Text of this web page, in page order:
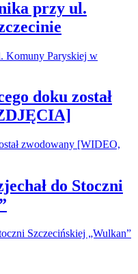
przy ul.
doku został
do Stoczni